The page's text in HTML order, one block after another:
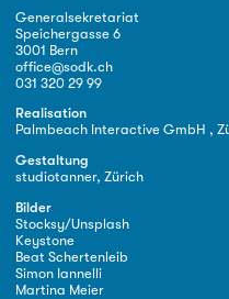
Generalsekretariat
Speichergasse 6
3001 Bern
office@sodk.ch
031 320 29 99
Realisation
Palmbeach Interactive GmbH ,
Gestaltung
studiotanner, Zürich
Bilder
Stocksy/Unsplash
Keystone
Beat Schertenleib
Simon Iannelli
Martina Meier